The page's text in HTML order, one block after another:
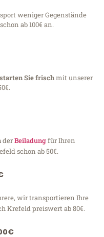
weniger Gegenstände
ab 100€ an.
starten Sie frischmit unserer
derBeiladungfür Ihren
schon ab 50€.
wir transportieren Ihre
Krefeld preiswert ab 80€.